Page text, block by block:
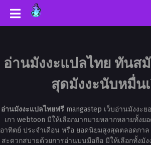
อ่านมังงะแปลไทย ทันส
สุดมังงะนับหมื่น
อ่านมังงะแปลไทยฟรีmangastep เว็บอ่านมังงะย
เกา webtoon มีให้เลือกมากมายหลากหลายทั้งย
อาทิตย์ ประจำเดือน หรือ ยอดนิยมสูงสุดตลอดกาล
สะดวกสบายด้วยการอ่านบนมือถือ มีให้เลือกทั้งมั